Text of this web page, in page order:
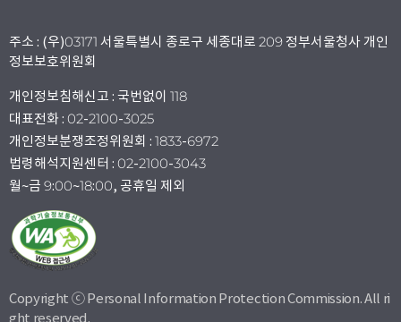
주소 : (우)03171 서울특별시 종로구 세종대로 209 정부서울청사 개인
정보보호위원회
개인정보침해신고 : 국번없이 118
대표전화 : 02-2100-3025
개인정보분쟁조정위원회 : 1833-6972
법령해석지원센터 : 02-2100-3043
월~금 9:00~18:00, 공휴일 제외
Copyright ⓒ Personal Information Protection Commission. All ri
ght reserved.